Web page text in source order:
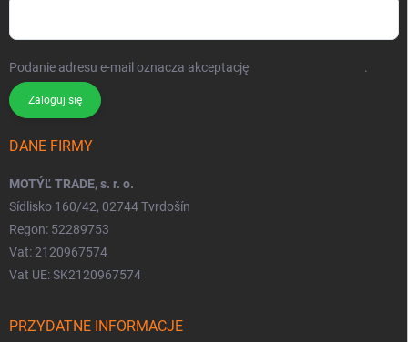
Podanie adresu e-mail oznacza akceptację .
Zaloguj się
DANE FIRMY
MOTÝĽ TRADE, s. r. o.
Sídlisko 160/42, 02744 Tvrdošín
Regon: 52289753
Vat: 2120967574
Vat UE: SK2120967574
PRZYDATNE INFORMACJE